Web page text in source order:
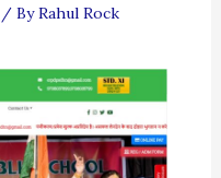
/ ByRahul Rock